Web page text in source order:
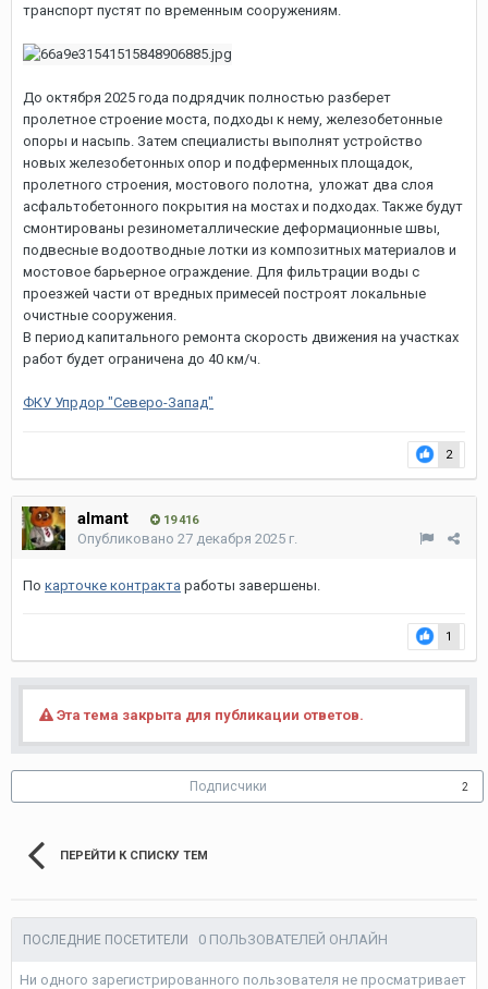
транспорт пустят по временным сооружениям.
До октября 2025 года подрядчик полностью разберет
пролетное строение моста, подходы к нему, железобетонные
опоры и насыпь. Затем специалисты выполнят устройство
новых железобетонных опор и подферменных площадок,
пролетного строения, мостового полотна, уложат два слоя
асфальтобетонного покрытия на мостах и подходах. Также будут
смонтированы резинометаллические деформационные швы,
подвесные водоотводные лотки из композитных материалов и
мостовое барьерное ограждение. Для фильтрации воды с
проезжей части от вредных примесей построят локальные
очистные сооружения.
В период капитального ремонта скорость движения на участках
работ будет ограничена до 40 км/ч.
ФКУ Упрдор "Северо-Запад"
2
almant 19 416
Опубликовано 27 декабря 2025 г.
По карточке контракта работы завершены.
1
Эта тема закрыта для публикации ответов.
Подписчики 2
ПЕРЕЙТИ К СПИСКУ ТЕМ
ПОСЛЕДНИЕ ПОСЕТИТЕЛИ 0 ПОЛЬЗОВАТЕЛЕЙ ОНЛАЙН
Ни одного зарегистрированного пользователя не просматривает